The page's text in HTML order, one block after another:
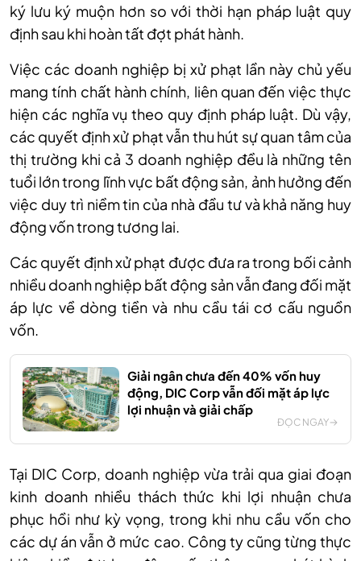
ký lưu ký muộn hơn so với thời hạn pháp luật quy
định sau khi hoàn tất đợt phát hành.
Việc các doanh nghiệp bị xử phạt lần này chủ yếu
mang tính chất hành chính, liên quan đến việc thực
hiện các nghĩa vụ theo quy định pháp luật. Dù vậy,
các quyết định xử phạt vẫn thu hút sự quan tâm của
thị trường khi cả 3 doanh nghiệp đều là những tên
tuổi lớn trong lĩnh vực bất động sản, ảnh hưởng đến
việc duy trì niềm tin của nhà đầu tư và khả năng huy
động vốn trong tương lai.
Các quyết định xử phạt được đưa ra trong bối cảnh
nhiều doanh nghiệp bất động sản vẫn đang đối mặt
áp lực về dòng tiền và nhu cầu tái cơ cấu nguồn
vốn.
Giải ngân chưa đến 40% vốn huy
động, DIC Corp vẫn đối mặt áp lực
lợi nhuận và giải chấp
ĐỌC NGAY
Tại DIC Corp, doanh nghiệp vừa trải qua giai đoạn
kinh doanh nhiều thách thức khi lợi nhuận chưa
phục hồi như kỳ vọng, trong khi nhu cầu vốn cho
các dự án vẫn ở mức cao. Công ty cũng từng thực